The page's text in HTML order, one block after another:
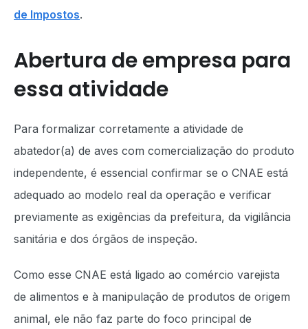
de Impostos.
Abertura de empresa para
essa atividade
Para formalizar corretamente a atividade de
abatedor(a) de aves com comercialização do produto
independente, é essencial confirmar se o CNAE está
adequado ao modelo real da operação e verificar
previamente as exigências da prefeitura, da vigilância
sanitária e dos órgãos de inspeção.
Como esse CNAE está ligado ao comércio varejista
de alimentos e à manipulação de produtos de origem
animal, ele não faz parte do foco principal de